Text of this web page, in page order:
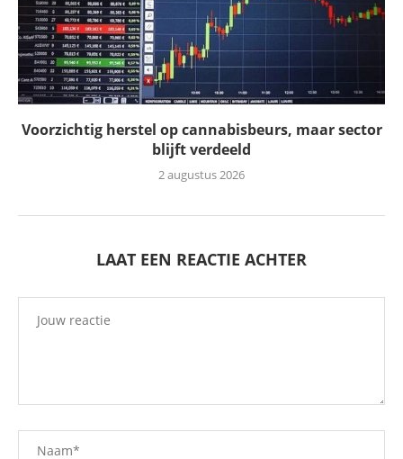
Voorzichtig herstel op cannabisbeurs, maar sector
blijft verdeeld
2 augustus 2026
LAAT EEN REACTIE ACHTER